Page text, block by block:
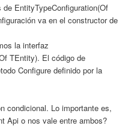
EntityTypeConfiguration(Of
va en el constructor de
la interfaz
TEntity). El código de
Configure definido por la
condicional. Lo importante es,
Api o nos vale entre ambos?